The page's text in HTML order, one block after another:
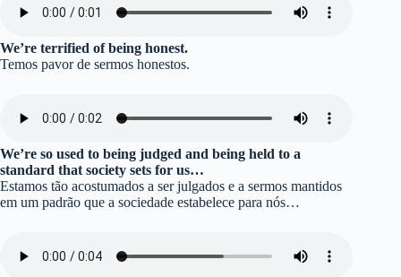
We’re terrified of being honest.
Temos pavor de sermos honestos.
We’re so used to being judged and being held to a
standard that society sets for us…
Estamos tão acostumados a ser julgados e a sermos mantidos
em um padrão que a sociedade estabelece para nós…